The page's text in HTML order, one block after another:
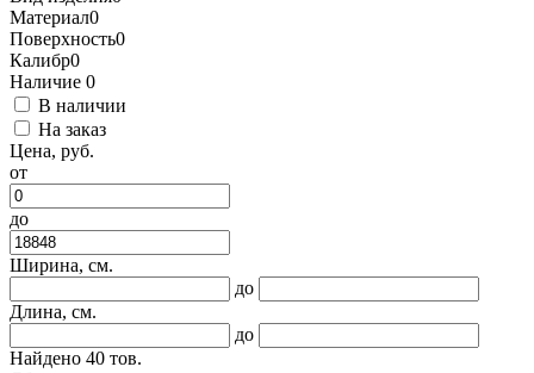
Материал0
Поверхность0
Калибр0
Наличие 0
В наличии
На заказ
Цена, руб.
от
до
Ширина, см.
до
Длина, см.
до
Найдено 40 тов.